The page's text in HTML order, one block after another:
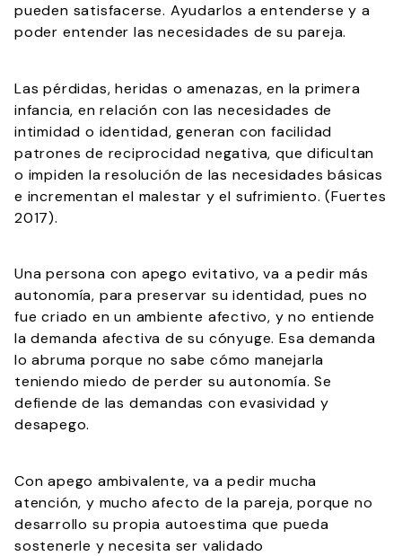
pueden satisfacerse. Ayudarlos a entenderse y a
poder entender las necesidades de su pareja.
Las pérdidas, heridas o amenazas, en la primera
infancia, en relación con las necesidades de
intimidad o identidad, generan con facilidad
patrones de reciprocidad negativa, que dificultan
o impiden la resolución de las necesidades básicas
e incrementan el malestar y el sufrimiento. (Fuertes
2017).
Una persona con apego evitativo, va a pedir más
autonomía, para preservar su identidad, pues no
fue criado en un ambiente afectivo, y no entiende
la demanda afectiva de su cónyuge. Esa demanda
lo abruma porque no sabe cómo manejarla
teniendo miedo de perder su autonomía. Se
defiende de las demandas con evasividad y
desapego.
Con apego ambivalente, va a pedir mucha
atención, y mucho afecto de la pareja, porque no
desarrollo su propia autoestima que pueda
sostenerle y necesita ser validado